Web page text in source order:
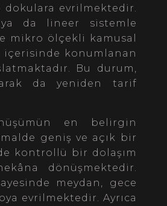
evrilmektedir.
da lineer sistemle
mikro ölçekli kamusal
konumlanan
Bu durum,
da yeniden tarif
en belirgin
geniş ve açık bir
kontrollü bir dolaşım
dönüşmektedir.
meydan, gece
evrilmektedir. Ayrıca